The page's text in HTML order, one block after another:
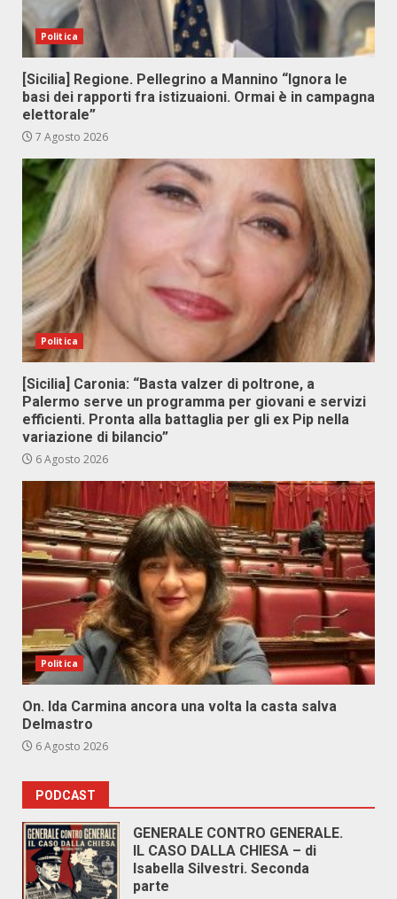
Politica
[Sicilia] Regione. Pellegrino a Mannino “Ignora le
basi dei rapporti fra istizuaioni. Ormai è in campagna
elettorale”
7 Agosto 2026
Politica
[Sicilia] Caronia: “Basta valzer di poltrone, a
Palermo serve un programma per giovani e servizi
efficienti. Pronta alla battaglia per gli ex Pip nella
variazione di bilancio”
6 Agosto 2026
Politica
On. Ida Carmina ancora una volta la casta salva
Delmastro
6 Agosto 2026
PODCAST
GENERALE CONTRO GENERALE.
IL CASO DALLA CHIESA – di
Isabella Silvestri. Seconda
parte